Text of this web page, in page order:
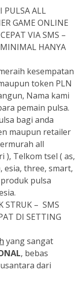
PULSA ALL
GAME ONLINE
VIA SMS –
HANYA
kesempatan
token PLN
Nama kami
pemain pulsa.
bagi anda
maupun retailer
all
), Telkom tsel ( as,
esia, three, smart,
pulsa
STRUK – SMS
DI SETTING
yang sangat
, bebas
dari